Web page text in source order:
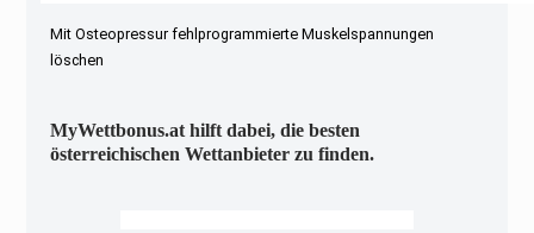
Mit Osteopressur fehlprogrammierte Muskelspannungen
löschen
MyWettbonus.at hilft dabei, die besten
österreichischen Wettanbieter zu finden.